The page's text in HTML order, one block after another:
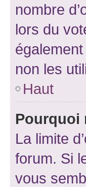
nombre
lors du
non les
Haut
Pourquoi
La limite
forum. Si
vous